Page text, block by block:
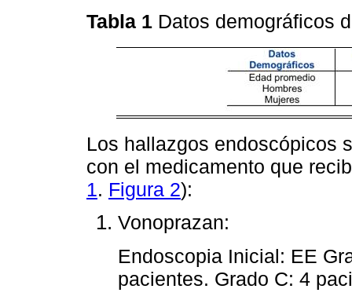
Tabla 1 Datos demográficos
Los hallazgos endoscópicos
con el medicamento que
1. Figura 2):
Vonoprazan:
Endoscopia Inicial: EE
pacientes. Grado C: 4